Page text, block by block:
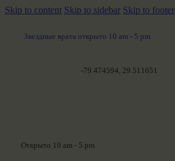
Skip to content Skip to sidebar Skip to footer
Звездные врата открыто 10 am - 5 pm
-79.474594, 29.511651
Открыто 10 am - 5 pm